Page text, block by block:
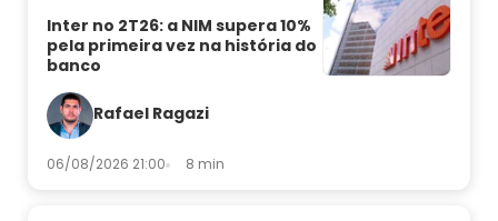
Inter no 2T26: a NIM supera 10%
pela primeira vez na história do
banco
Rafael Ragazi
06/08/2026 21:00 8 min